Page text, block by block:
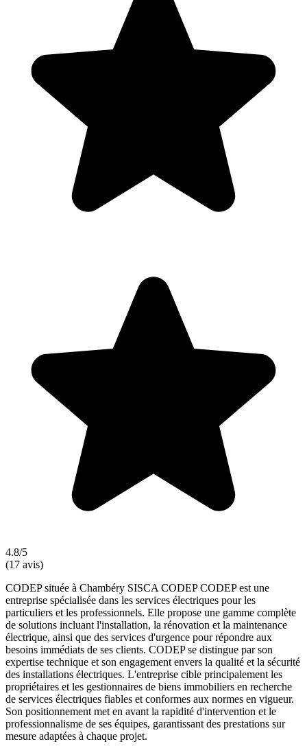
4.8/5
(17 avis)
CODEP située à Chambéry SISCA CODEP CODEP est une
entreprise spécialisée dans les services électriques pour les
particuliers et les professionnels. Elle propose une gamme complète
de solutions incluant l'installation, la rénovation et la maintenance
électrique, ainsi que des services d'urgence pour répondre aux
besoins immédiats de ses clients. CODEP se distingue par son
expertise technique et son engagement envers la qualité et la sécurité
des installations électriques. L'entreprise cible principalement les
propriétaires et les gestionnaires de biens immobiliers en recherche
de services électriques fiables et conformes aux normes en vigueur.
Son positionnement met en avant la rapidité d'intervention et le
professionnalisme de ses équipes, garantissant des prestations sur
mesure adaptées à chaque projet.